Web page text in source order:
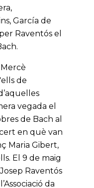
García de
Raventós el
de
vegada el
de Bach al
en què van
Maria Gibert,
El 9 de maig
Raventós
da